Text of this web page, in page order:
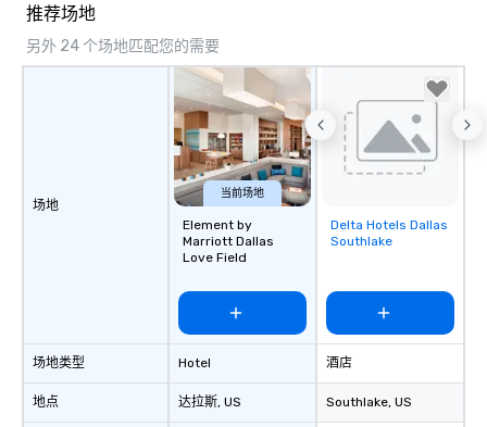
推荐场地
另外 24 个场地匹配您的需要
场地
场地类型
地点
当前场地
Element by
Marriott Dallas
Love Field
Hotel
达拉斯, US
Removed from
favorites
Delta Hotels Dallas
Southlake
酒店
Southlake, US